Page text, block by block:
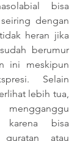
bisa
dengan
heran jika
berumur
ini meskipun
Selain
lebih tua,
bisa